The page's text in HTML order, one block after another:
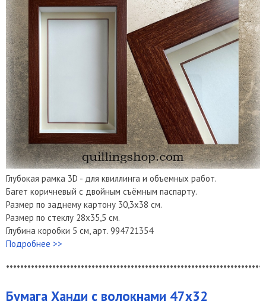
Глубокая рамка 3D - для квиллинга и объемных работ.
Багет коричневый с двойным съёмным паспарту.
Размер по заднему картону 30,3х38 см.
Размер по стеклу 28х35,5 см.
Глубина коробки 5 см, арт. 994721354
Подробнее >>
Бумага Ханди с волокнами 47х32